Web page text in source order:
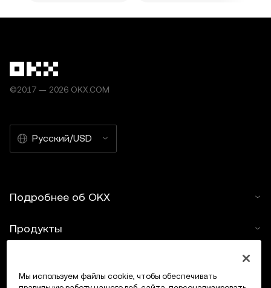
©2017 — 2026 OKX.COM
Русский/USD
Подробнее об OKX
Продукты
Мы используем файлы cookie, чтобы обеспечивать